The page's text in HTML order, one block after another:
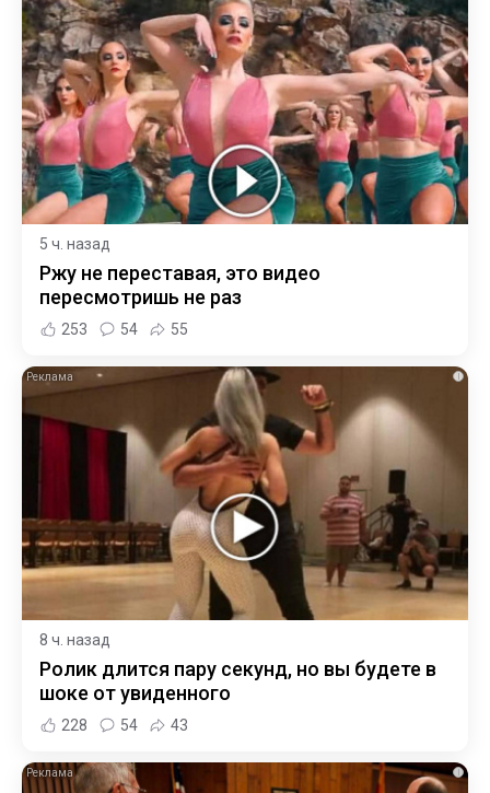
5 ч. назад
Ржу не переставая, это видео
пересмотришь не раз
253 54 55
i
8 ч. назад
Ролик длится пару секунд, но вы будете в
шоке от увиденного
228 54 43
i